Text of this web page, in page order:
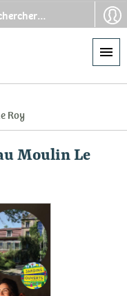
En-
tête
-
Roy
Moulin Le